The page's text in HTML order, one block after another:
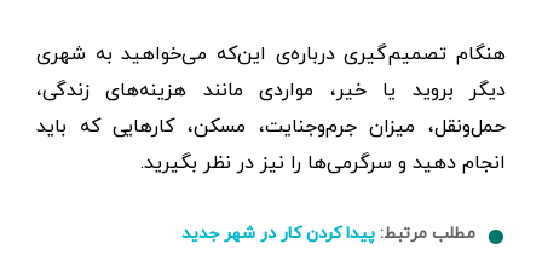
هنگام تصمیم‌گیری درباره‌ی این‌که می‌خواهید به شهری
دیگر بروید یا خیر، مواردی مانند هزینه‌های زندگی،
حمل‌ونقل، میزان جرم‌وجنایت، مسکن، کارهایی که باید
انجام دهید و سرگرمی‌ها را نیز در نظر بگیرید.
مطلب مرتبط: پیدا کردن کار در شهر جدید